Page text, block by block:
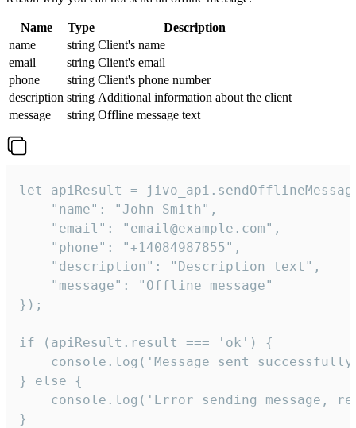
Name Type
Description
name
string Client's name
email
string Client's email
phone
string Client's phone number
description string Additional information about the client
message
string Offline message text
let apiResult =
    "name": "John Smith",
    "email": "email@example.com",
    "phone": "+14084987855",
    "description": "Description text",
    "message": "Offline message"
});
if (apiResult.result === 'ok') {
console.log('Message sent
} else {
console.log('Error sending message,
}